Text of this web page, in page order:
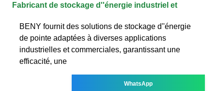
Fabricant de stockage d''énergie industriel et
BENY fournit des solutions de stockage d''énergie
de pointe adaptées à diverses applications
industrielles et commerciales, garantissant une
efficacité, une
WhatsApp